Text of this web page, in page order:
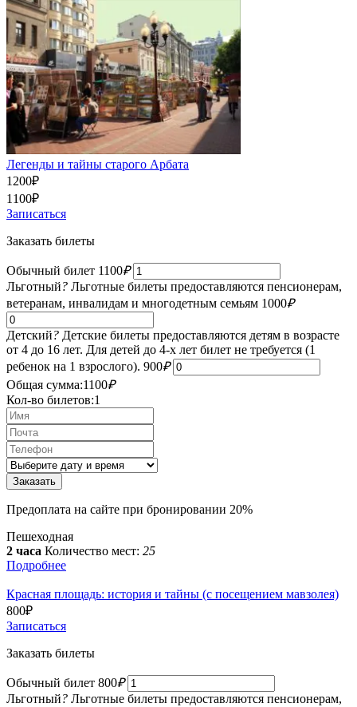
Легенды и тайны старого Арбата
1200₽
1100₽
Записаться
Заказать билеты
Обычный билет 1100₽
Льготный? Льготные билеты предоставляются пенсионерам,
ветеранам, инвалидам и многодетным семьям 1000₽
Детский? Детские билеты предоставляются детям в возрасте
от 4 до 16 лет. Для детей до 4-х лет билет не требуется (1
ребенок на 1 взрослого). 900₽
Общая сумма:1100₽
Кол-во билетов:1
Предоплата на сайте при бронировании 20%
Пешеходная
2 часа Количество мест: 25
Подробнее
Красная площадь: история и тайны (с посещением мавзолея)
800₽
Записаться
Заказать билеты
Обычный билет 800₽
Льготный? Льготные билеты предоставляются пенсионерам,